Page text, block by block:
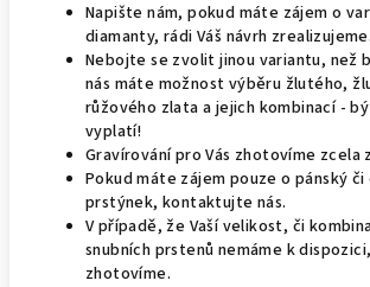
Napište nám, pokud máte zájem o
diamanty, rádi Váš návrh zrealizujeme.
Nebojte se zvolit jinou variantu, než
nás máte možnost výběru žlutého,
růžového zlata a jejich kombinací -
vyplatí!
Gravírování pro Vás zhotovíme zcela
Pokud máte zájem pouze o pánský či
prstýnek, kontaktujte nás.
V případě, že Vaší velikost, či
snubních prstenů nemáme k
zhotovíme.